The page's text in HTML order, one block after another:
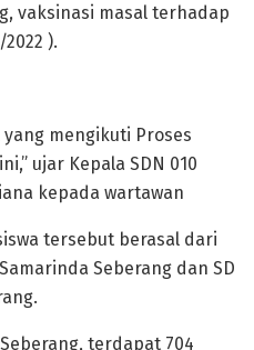
vaksinasi masal terhadap
).
yang mengikuti Proses
ujar Kepala SDN 010
kepada wartawan
tersebut berasal dari
Seberang dan SD
terdapat 704